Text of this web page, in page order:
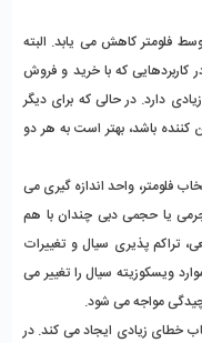
فلومتر کاهش می یابد. البته
کاربردهایی که با خرید و فروش
دارد. در حالی که برای دیگر
کننده باشد، بهتر است به هر دو
فلومتر، واحد اندازه گیری می
جرمی یا حجمی دبی چندان با هم
تراکم پذیری سیال و تغییرات
ویسکوزیته سیال را تغییر می
مواجه می شود.
خطای زیادی ایجاد می کند. در